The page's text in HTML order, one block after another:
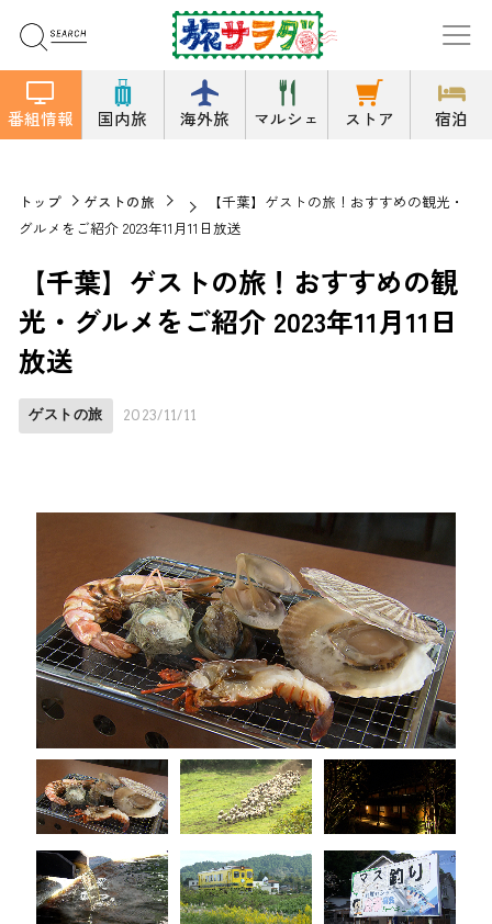
番組情報 国内旅 海外旅 マルシェ ストア 宿泊
トップ ゲストの旅
【千葉】ゲストの旅！おすすめの観光・
グルメをご紹介 2023年11月11日放送
【千葉】ゲストの旅！おすすめの観
光・グルメをご紹介 2023年11月11日
放送
ゲストの旅 2023/11/11